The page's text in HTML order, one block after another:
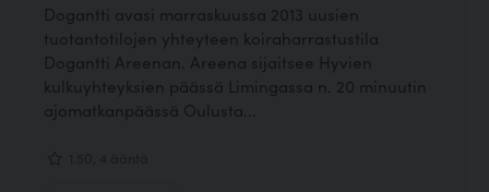
Dogantti avasi marraskuussa 2013 uusien
tuotantotilojen yhteyteen koiraharrastustila
Dogantti Areenan. Areena sijaitsee Hyvien
kulkuyhteyksien päässä Limingassa n. 20 minuutin
ajomatkanpäässä Oulusta...